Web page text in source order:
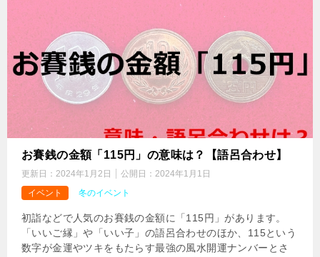
お賽銭の金額「115円」の意味は？【語呂合わせ】
更新日： 2024年1月2日 公開日： 2024年1月1日
イベント
冬のイベント
初詣などで人気のお賽銭の金額に「115円」があります。
「いいご縁」や「いい子」の語呂合わせのほか、115という
数字が金運やツキをもたらす最強の風水開運ナンバーとさ